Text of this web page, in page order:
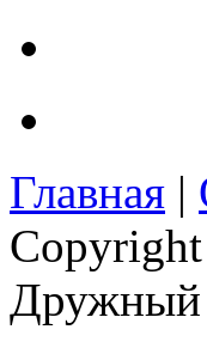
Главная |
Дружный